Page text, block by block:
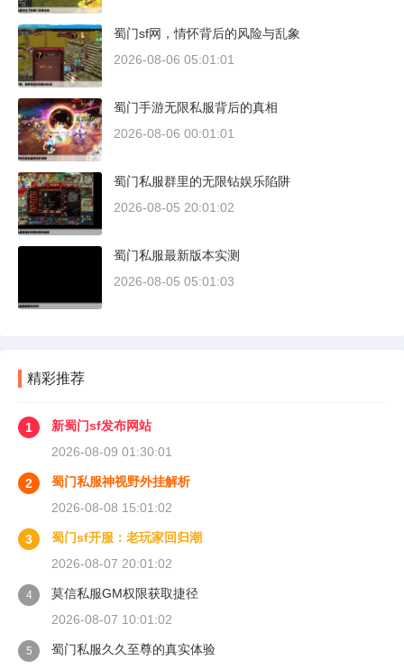
蜀门sf网，情怀背后的风险与乱象
2026-08-06 05:01:01
蜀门手游无限私服背后的真相
2026-08-06 00:01:01
蜀门私服群里的无限钻娱乐陷阱
2026-08-05 20:01:02
蜀门私服最新版本实测
2026-08-05 05:01:03
精彩推荐
1
新蜀门sf发布网站
2026-08-09 01:30:01
2
蜀门私服神视野外挂解析
2026-08-08 15:01:02
3
蜀门sf开服：老玩家回归潮
2026-08-07 20:01:02
4
莫信私服GM权限获取捷径
2026-08-07 10:01:02
5
蜀门私服久久至尊的真实体验